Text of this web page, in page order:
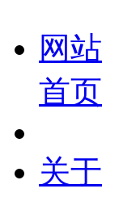
网站
首页
关于